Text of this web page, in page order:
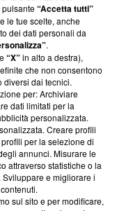
una verifica di
Frasca, 3 - 6900
pulsante“Accetta tutti”
le tue scelte, anche
dei dati personali da
.
“X”in alto a destra),
che non consentono
diversi dai tecnici.
per: Archiviare
dati limitati per la
personalizzata.
Creare profili
per la selezione di
annunci. Misurare le
attraverso statistiche o la
e migliorare i
sul sito e per modificare,